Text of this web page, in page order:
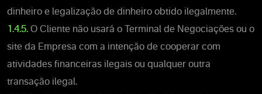
dinheiro e legalização de dinheiro obtido ilegalmente.
1.4.5. O Cliente não usará o Terminal de Negociações ou o
site da Empresa com a intenção de cooperar com
atividades financeiras ilegais ou qualquer outra
transação ilegal.